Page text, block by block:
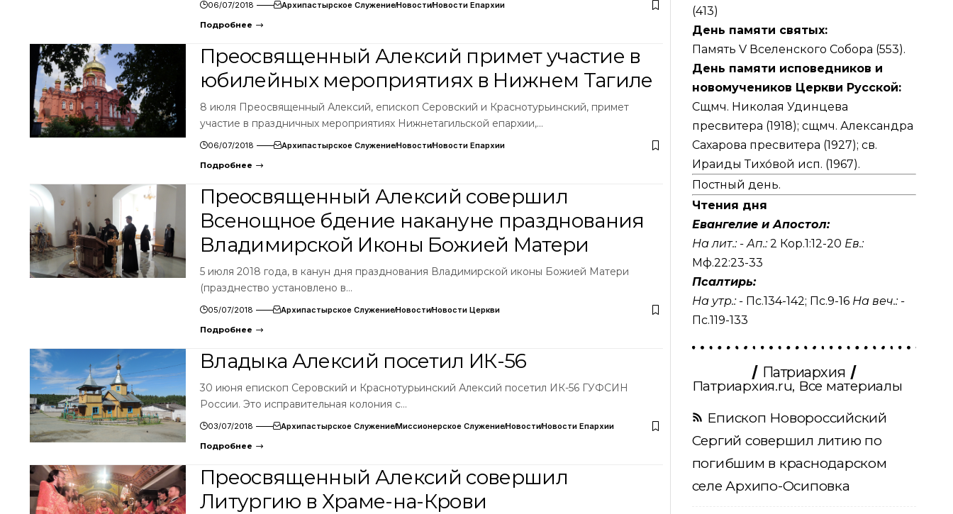
06/07/2018 Архипастырское СлужениеНовостиНовости Епархии
Подробнее
Преосвященный Алексий примет участие в
юбилейных мероприятиях в Нижнем Тагиле
8 июля Преосвященный Алексий, епископ Серовский и Краснотурьинский, примет
участие в праздничных мероприятиях Нижнетагильской епархии,…
06/07/2018 Архипастырское СлужениеНовостиНовости Епархии
Подробнее
Преосвященный Алексий совершил
Всенощное бдение накануне празднования
Владимирской Иконы Божией Матери
5 июля 2018 года, в канун дня празднования Владимирской иконы Божией Матери
(празднество установлено в…
05/07/2018 Архипастырское СлужениеНовостиНовости Церкви
Подробнее
Владыка Алексий посетил ИК-56
30 июня епископ Серовский и Краснотурьинский Алексий посетил ИК-56 ГУФСИН
России. Это исправительная колония с…
03/07/2018 Архипастырское СлужениеМиссионерское СлужениеНовостиНовости Епархии
Подробнее
Преосвященный Алексий совершил
Литургию в Храме-на-Крови
(413)
День памяти святых:
Память V Вселенского Собора (553).
День памяти исповедников и
новомучеников Церкви Русской:
Сщмч. Николая Удинцева
пресвитера (1918); сщмч. Александра
Сахарова пресвитера (1927); св.
Ираиды Тихо́вой исп. (1967).
Постный день.
Чтения дня
Евангелие и Апостол:
На лит.: - Ап.:2 Кор.1:12-20 Ев.:
Мф.22:23-33
Псалтирь:
На утр.: - Пс.134-142; Пс.9-16На веч.: -
Пс.119-133
Патриархия
Патриархия.ru, Все материалы
Епископ Новороссийский
Сергий совершил литию по
погибшим в краснодарском
селе Архипо-Осиповка